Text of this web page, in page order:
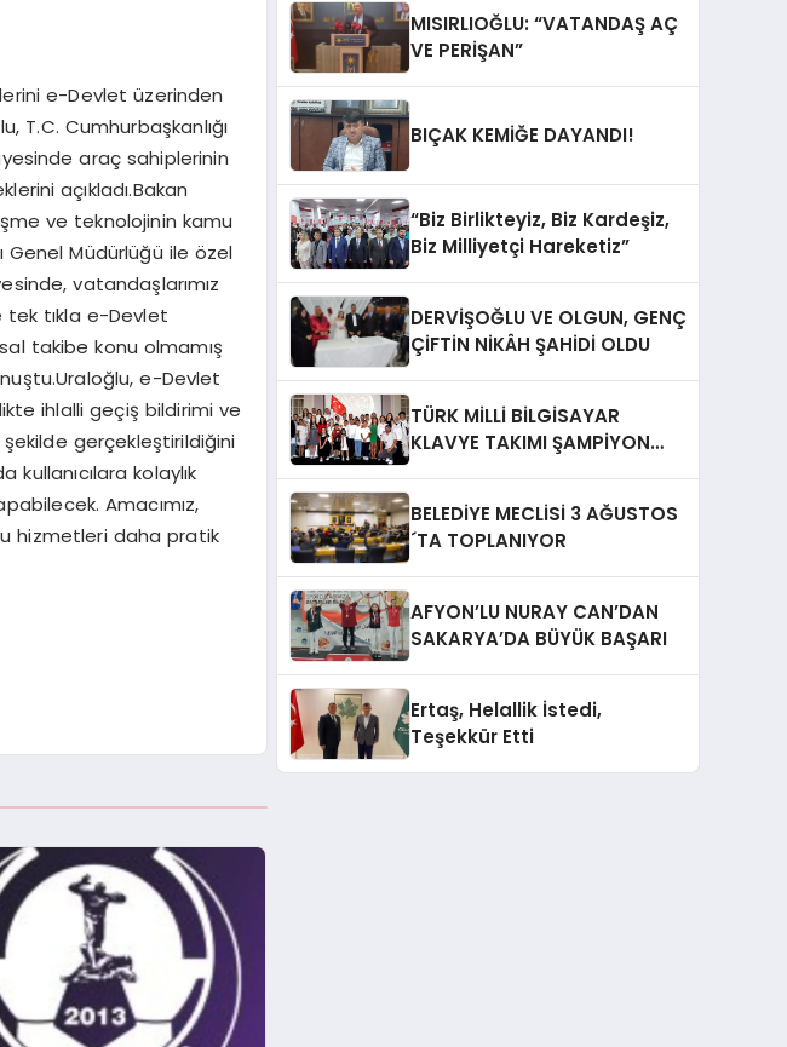
e-Devlet üzerinden
T.C. Cumhurbaşkanlığı
araç sahiplerinin
açıkladı.Bakan
ve teknolojinin kamu
Genel Müdürlüğü ile özel
vatandaşlarımız
tek tıkla e-Devlet
takibe konu olmamış
e-Devlet
ihlalli geçiş bildirimi ve
gerçekleştirildiğini
kolaylık
Amacımız,
hizmetleri daha pratik
MISIRLIOĞLU: “VATANDAŞ AÇ
VE PERİŞAN”
BIÇAK KEMİĞE DAYANDI!
“Biz Birlikteyiz, Biz Kardeşiz,
Biz Milliyetçi Hareketiz”
DERVİŞOĞLU VE OLGUN, GENÇ
ÇİFTİN NİKÂH ŞAHİDİ OLDU
TÜRK MİLLİ BİLGİSAYAR
KLAVYE TAKIMI ŞAMPİYON
BELEDİYE MECLİSİ 3 AĞUSTOS
´TA TOPLANIYOR
AFYON’LU NURAY CAN’DAN
SAKARYA’DA BÜYÜK BAŞARI
Ertaş, Helallik İstedi,
Teşekkür Etti